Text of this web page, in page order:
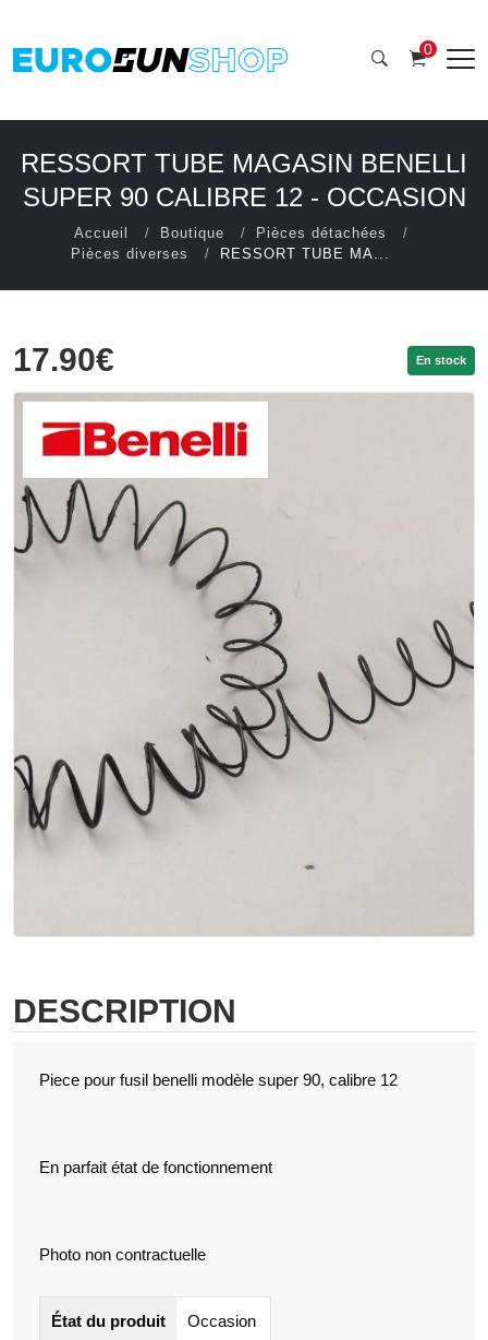
0
RESSORT TUBE MAGASIN BENELLI
SUPER 90 CALIBRE 12 - OCCASION
Accueil Boutique
Pièces détachées
Pièces diverses
RESSORT TUBE MA...
17.90€ En stock
DESCRIPTION
Piece pour fusil benelli modèle super 90, calibre 12
En parfait état de fonctionnement
Photo non contractuelle
État du produit Occasion